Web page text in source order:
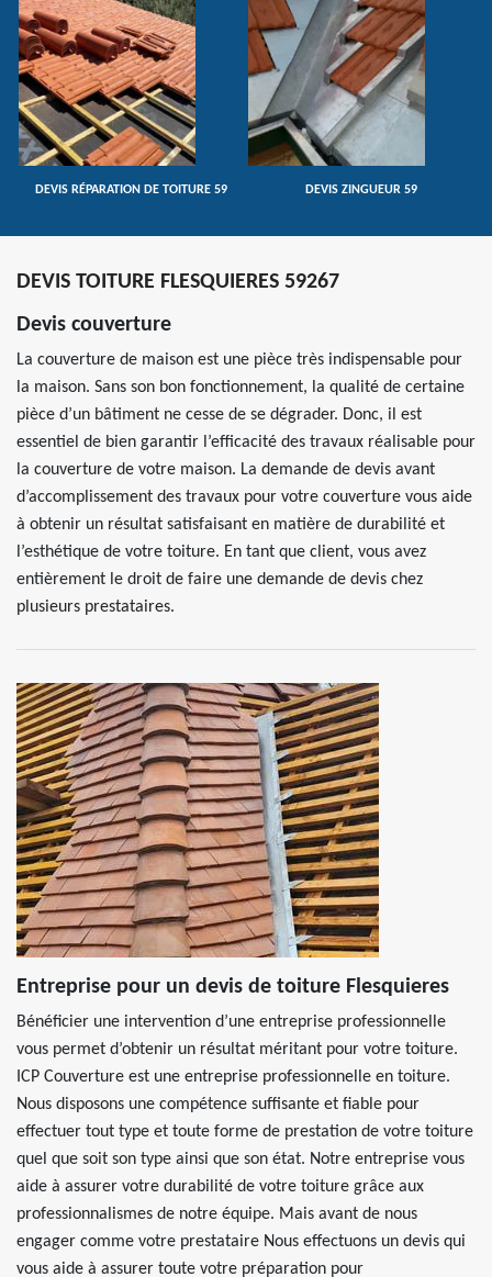
DEVIS RÉPARATION DE TOITURE 59 DEVIS ZINGUEUR 59
DEVIS TOITURE FLESQUIERES 59267
Devis couverture
La couverture de maison est une pièce très indispensable pour
la maison. Sans son bon fonctionnement, la qualité de certaine
pièce d’un bâtiment ne cesse de se dégrader. Donc, il est
essentiel de bien garantir l’efficacité des travaux réalisable pour
la couverture de votre maison. La demande de devis avant
d’accomplissement des travaux pour votre couverture vous aide
à obtenir un résultat satisfaisant en matière de durabilité et
l’esthétique de votre toiture. En tant que client, vous avez
entièrement le droit de faire une demande de devis chez
plusieurs prestataires.
Entreprise pour un devis de toiture Flesquieres
Bénéficier une intervention d’une entreprise professionnelle
vous permet d’obtenir un résultat méritant pour votre toiture.
ICP Couverture est une entreprise professionnelle en toiture.
Nous disposons une compétence suffisante et fiable pour
effectuer tout type et toute forme de prestation de votre toiture
quel que soit son type ainsi que son état. Notre entreprise vous
aide à assurer votre durabilité de votre toiture grâce aux
professionnalismes de notre équipe. Mais avant de nous
engager comme votre prestataire Nous effectuons un devis qui
vous aide à assurer toute votre préparation pour